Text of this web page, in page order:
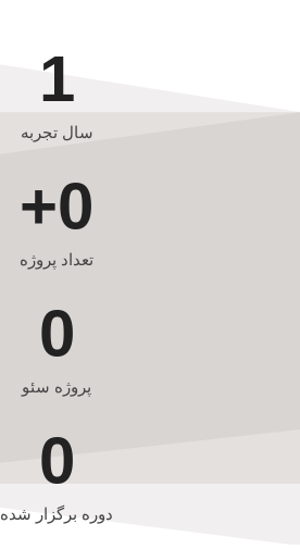
سال تجربه
1
تعداد پروژه
0
+
پروژه سئو
0
دوره برگزار شده
0